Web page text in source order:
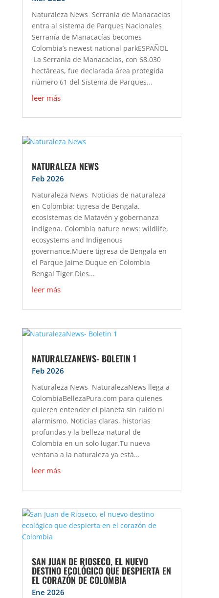
Naturaleza News Serranía de Manacacías
entra al sistema de Parques Nacionales
Serranía de Manacacías becomes
Colombia’s newest national parkESPAÑOL
La Serranía de Manacacías, con 68.030
hectáreas, fue declarada área protegida
número 61 del Sistema de Parques...
leer más
NATURALEZA NEWS
Feb 2026
Naturaleza News Noticias de naturaleza
en Colombia: tigresa de Bengala,
ecosistemas de Matavén y gobernanza
indígena. Colombia nature news: wildlife,
ecosystems and Indigenous
governance.Muere tigresa de Bengala en
el Parque Jaime Duque en Colombia
Bengal Tiger Dies...
leer más
NATURALEZANEWS- BOLETIN 1
Feb 2026
Naturaleza News NaturalezaNews llega a
ColombiaBellezaPura.com para quienes
quieren entender el planeta sin ruido ni
alarmismo. Noticias claras, historias
profundas y la belleza natural de
Colombia en un solo lugar.Tu nueva
ventana a la naturaleza ya está...
leer más
SAN JUAN DE RIOSECO, EL NUEVO
DESTINO ECOLÓGICO QUE DESPIERTA EN
EL CORAZÓN DE COLOMBIA
Ene 2026